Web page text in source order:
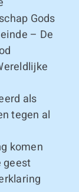
Gods
– De
als
tegen al
komen
geest